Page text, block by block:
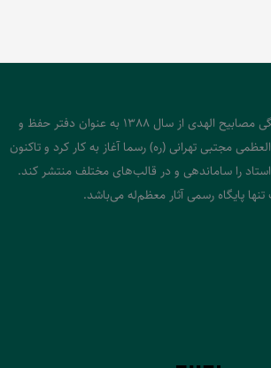
موسسه پژوهشی فرهنگی مصابیح الهدی از سال 1388 به عنوان دفتر حفظ و
مجتبی تهرانی (ره) رسما آغاز به کار کرد و تاکنون
را ساماندهی و در قالب‌های مختلف منتشر کند.
پایگاه رسمی آثار معظم‌له می‌باشد.